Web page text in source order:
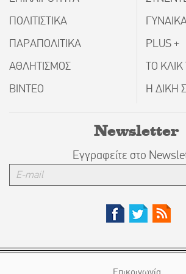
ΠΟΛΙΤΙΣΤΙΚΑ
ΠΑΡΑΠΟΛΙΤΙΚΑ
ΑΘΛΗΤΙΣΜΟΣ
ΒΙΝΤΕΟ
PLUS +
ΤΟ
Η ΔΙΚΗ
Newsletter
Εγγραφείτε στο
Επικοινωνία